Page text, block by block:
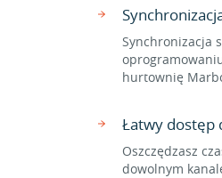
Synchronizacja
hurtownię
Łatwy dostęp
Oszczędzasz
dowolnym